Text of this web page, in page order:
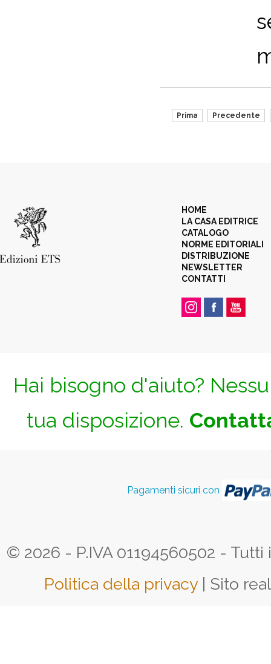
Prima Precedente
HOME
LA CASA EDITRICE
CATALOGO
NORME EDITORIALI
DISTRIBUZIONE
NEWSLETTER
CONTATTI
Hai bisogno d'aiuto?
tua disposizione.
Pagamenti sicuri con
© 2026 - P.IVA 01194560502 -
Politica della privacy | Sito